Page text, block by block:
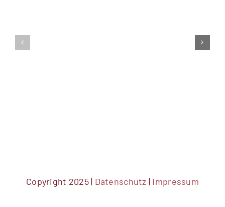
3.Esslinger
Copyright 2025 | Datenschutz | Impressum